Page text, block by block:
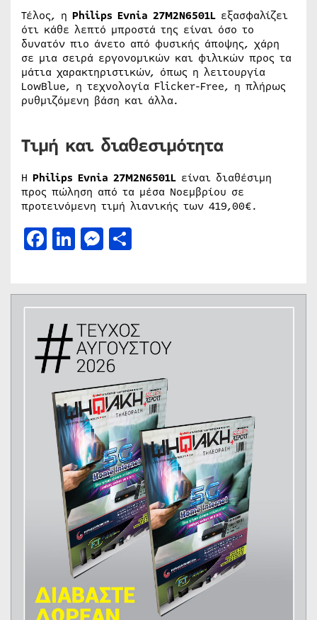
Τέλος, η Philips Evnia 27M2N6501L εξασφαλίζει
ότι κάθε λεπτό μπροστά της είναι όσο το
δυνατόν πιο άνετο από φυσικής άποψης, χάρη
σε μια σειρά εργονομικών και φιλικών προς τα
μάτια χαρακτηριστικών, όπως η λειτουργία
LowBlue, η τεχνολογία Flicker-Free, η πλήρως
ρυθμιζόμενη βάση και άλλα.
Τιμή και διαθεσιμότητα
Η Philips Evnia 27M2N6501L είναι διαθέσιμη
προς πώληση από τα μέσα Νοεμβρίου σε
προτεινόμενη τιμή λιανικής των 419,00€.
Facebook
LinkedIn
Messenger